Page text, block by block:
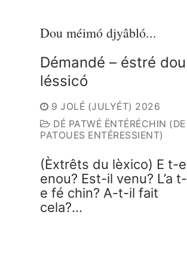
Dou méimó djyâbló...
Démandé – éstré dou
léssicó
9 JOLÉ (JULYÉT) 2026
DÉ PATWÉ ËNTÉRÉCHIN (DE
PATOUES ENTÉRESSIENT)
(Èxtrêts du lèxico) E t-e
enou? Est-il venu? L’a t-
e fé chin? A-t-il fait
cela?…